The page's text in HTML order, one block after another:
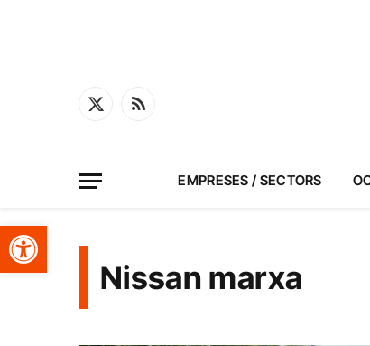
Obre la barra d'eines
X
RSS
EMPRESES / SECTORS
Nissan marxa